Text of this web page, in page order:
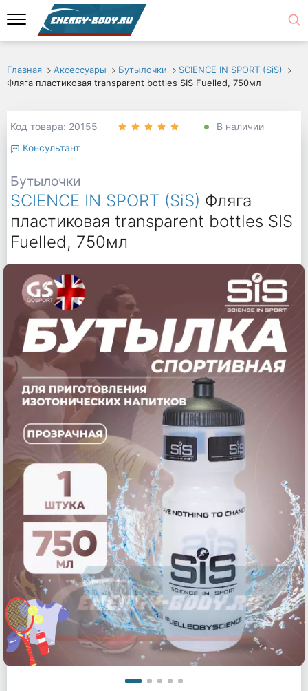
Главная Аксессуары Бутылочки
SCIENCE IN SPORT (SiS)
Фляга пластиковая transparent bottles SIS Fuelled, 750мл
Код товара: 20155
В наличии
Консультант
Бутылочки
SCIENCE IN SPORT (SiS) Фляга
пластиковая transparent bottles SIS
Fuelled, 750мл